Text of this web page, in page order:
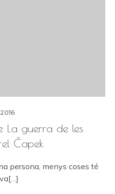
La guerra de les
Čapek
persona, menys coses té